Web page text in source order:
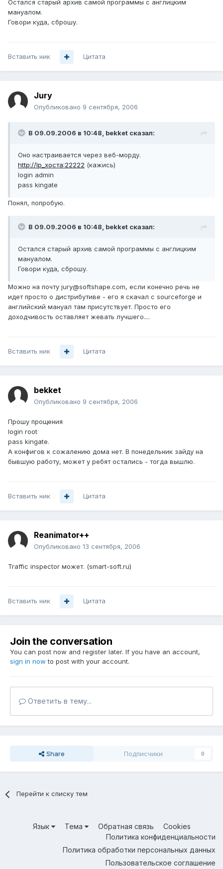
Остался старый архив самой программы с англицким
мануалом.
Говори куда, сброшу.
Вставить ник Цитата
Jury
Опубликовано 9 сентября, 2006
В 09.09.2006 в 10:48, bekket сказал:
Оно настраивается через веб-морду.
http://Ip_хоста:22222 (кажись)
login admin
pass kingate
Понял, попробую.
В 09.09.2006 в 10:48, bekket сказал:
Остался старый архив самой программы с англицким
мануалом.
Говори куда, сброшу.
Можно на почту jury@softshape.com, если конечно речь не
идет просто о дистрибутиве - его я скачал с sourceforge и
английский мануал там присутствует. Просто его
доходчивость оставляет жевать лучшего....
Вставить ник Цитата
bekket
Опубликовано 9 сентября, 2006
Прошу прощения
login root
pass kingate.
А конфигов к сожалению дома нет. В понедельник зайду на
бывшую работу, может у ребят остались - тогда вышлю.
Вставить ник Цитата
Reanimator++
Опубликовано 13 сентября, 2006
Traffic inspector может. (smart-soft.ru)
Вставить ник Цитата
Join the conversation
You can post now and register later. If you have an account,
sign in now to post with your account.
Ответить в тему...
Share Подписчики 0
Перейти к списку тем
Язык Тема Обратная связь
Cookies
Политика конфиденциальности
Политика обработки персональных данных
Пользовательское соглашение